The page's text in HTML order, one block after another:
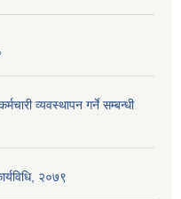
व्यवस्थापन गर्ने सम्बन्धी
२०७९